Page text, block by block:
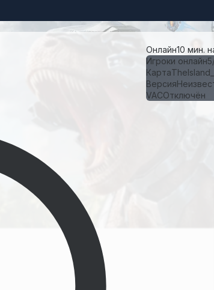
Онлайн10 мин.
Игроки онлайн5
Карта
Версия
VACОтключён